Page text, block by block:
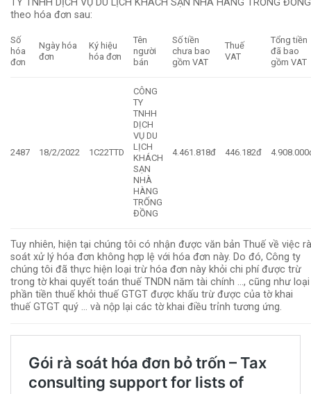
theo hóa đơn sau:
Số
hóa
đơn
Ngày hóa
đơn
Ký hiệu
hóa đơn
Tên
người
bán
Số tiền
chưa bao
gồm VAT
Thuế
VAT
Tổng tiền
đã bao
gồm VAT
2487 18/2/2022 1C22TTD
CÔNG
TY
TNHH
DỊCH
VỤ DU
LỊCH
KHÁCH
SẠN
NHÀ
HÀNG
TRỐNG
ĐỒNG
4.461.818đ 446.182đ
Tuy nhiên, hiện tại chúng tôi có nhận được văn bản Thuế về việc rà
soát xử lý hóa đơn không hợp lệ với hóa đơn này. Do đó, Công ty
chúng tôi đã thực hiện loại trừ hóa đơn này khỏi chi phí được trừ
trong tờ khai quyết toán thuế TNDN năm tài chính …, cũng như loại
phần tiền thuế khỏi thuế GTGT được khấu trừ được của tờ khai
thuế GTGT quý … và nộp lại các tờ khai điều trỉnh tương ứng.